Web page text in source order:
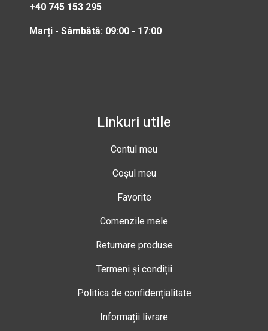
+40 745 153 295
Marți - Sâmbătă: 09:00 - 17:00
Linkuri utile
Contul meu
Coșul meu
Favorite
Comenzile mele
Returnare produse
Termeni și condiții
Politica de confidențialitate
Informații livrare